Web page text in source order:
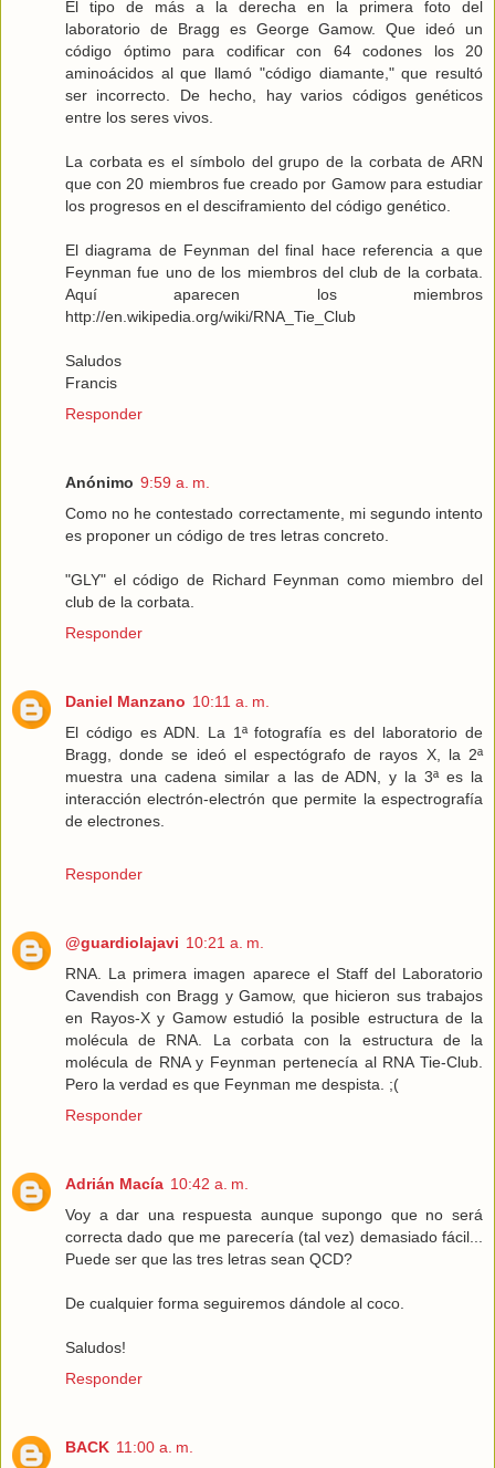
El tipo de más a la derecha en la primera foto del
laboratorio de Bragg es George Gamow. Que ideó un
código óptimo para codificar con 64 codones los 20
aminoácidos al que llamó "código diamante," que resultó
ser incorrecto. De hecho, hay varios códigos genéticos
entre los seres vivos.
La corbata es el símbolo del grupo de la corbata de ARN
que con 20 miembros fue creado por Gamow para estudiar
los progresos en el desciframiento del código genético.
El diagrama de Feynman del final hace referencia a que
Feynman fue uno de los miembros del club de la corbata.
Aquí aparecen los miembros
http://en.wikipedia.org/wiki/RNA_Tie_Club
Saludos
Francis
Responder
Anónimo 9:59 a. m.
Como no he contestado correctamente, mi segundo intento
es proponer un código de tres letras concreto.
"GLY" el código de Richard Feynman como miembro del
club de la corbata.
Responder
Daniel Manzano 10:11 a. m.
El código es ADN. La 1ª fotografía es del laboratorio de
Bragg, donde se ideó el espectógrafo de rayos X, la 2ª
muestra una cadena similar a las de ADN, y la 3ª es la
interacción electrón-electrón que permite la espectrografía
de electrones.
Responder
@guardiolajavi 10:21 a. m.
RNA. La primera imagen aparece el Staff del Laboratorio
Cavendish con Bragg y Gamow, que hicieron sus trabajos
en Rayos-X y Gamow estudió la posible estructura de la
molécula de RNA. La corbata con la estructura de la
molécula de RNA y Feynman pertenecía al RNA Tie-Club.
Pero la verdad es que Feynman me despista. ;(
Responder
Adrián Macía 10:42 a. m.
Voy a dar una respuesta aunque supongo que no será
correcta dado que me parecería (tal vez) demasiado fácil...
Puede ser que las tres letras sean QCD?
De cualquier forma seguiremos dándole al coco.
Saludos!
Responder
BACK 11:00 a. m.